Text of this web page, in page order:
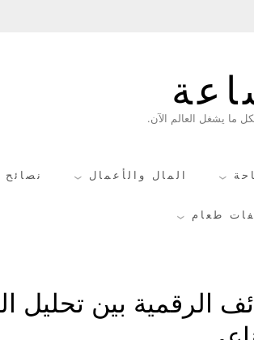
ما يشغل العالم الآن.
المال والأعمال نصائح
طعام
الرقمية بين تحليل